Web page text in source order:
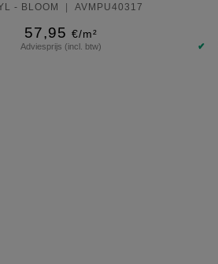
- BLOOM AVMPU40317
57,95 €/m²
Adviesprijs (incl. btw)